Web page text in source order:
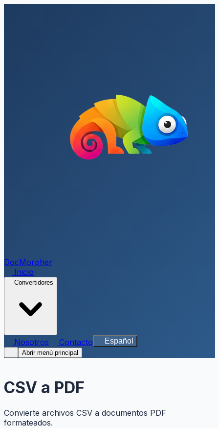
DocMorpher
Inicio
Convertidores
Nosotros Contacto Español
Abrir menú principal
CSV a PDF
Convierte archivos CSV a documentos PDF
formateados.